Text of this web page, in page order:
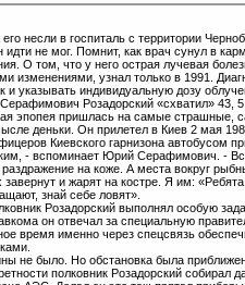
несли в госпиталь с территории
не мог. Помнит, как врач сунул в
О том, что у него острая лучевая
изменениями, узнал только в 1991.
и указывать индивидуальную дозу
Розадорский «схватил» 43, 5
эпопея пришлась на самые страшные,
деньки. Он прилетел в Киев 2 мая
Киевского гарнизона автобусом
- вспоминает Юрий Серафимович. -
на коже. А места вокруг
завернут и жарят на костре. Я им:
знай себе ловят».
Розадорский выполнял особую
он отвечал за специальную
время именно через спецсвязь
не было. Но обстановка была
полковник Розадорский собирал